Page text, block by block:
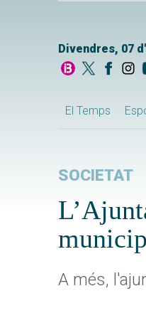
Divendres, 07
El Temps
SOCIETAT
A més,